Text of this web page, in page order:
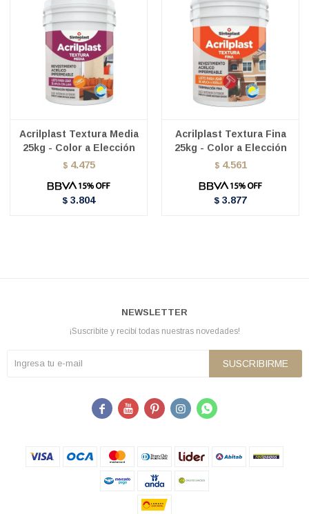
Acrilplast Textura Media
25kg - Color a Elección
$ 4.475
$ 3.804
Acrilplast Textura Fina
25kg - Color a Elección
$ 4.561
$ 3.877
NEWSLETTER
¡Suscribite y recibí todas nuestras novedades!
SUSCRIBIRME
    